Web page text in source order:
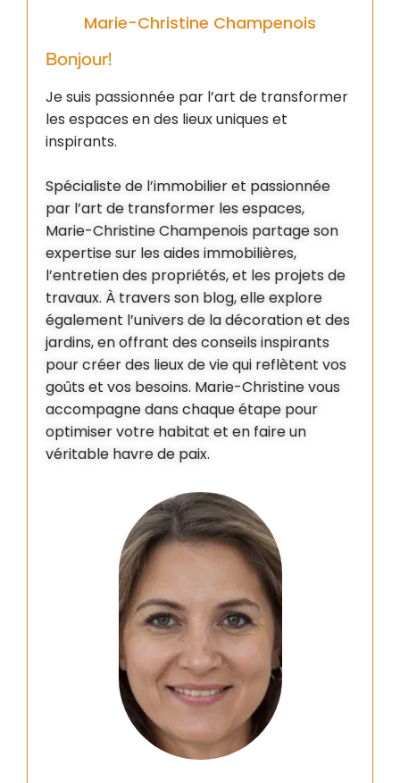
Marie-Christine Champenois
Bonjour!
Je suis passionnée par l’art de transformer
les espaces en des lieux uniques et
inspirants.
Spécialiste de l’immobilier et passionnée
par l’art de transformer les espaces,
Marie-Christine Champenois partage son
expertise sur les aides immobilières,
l’entretien des propriétés, et les projets de
travaux. À travers son blog, elle explore
également l’univers de la décoration et des
jardins, en offrant des conseils inspirants
pour créer des lieux de vie qui reflètent vos
goûts et vos besoins. Marie-Christine vous
accompagne dans chaque étape pour
optimiser votre habitat et en faire un
véritable havre de paix.